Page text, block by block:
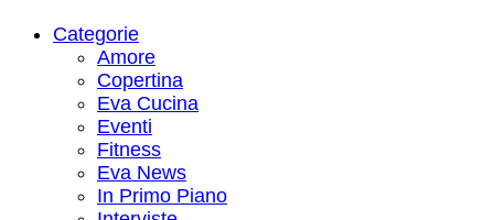
Categorie
Amore
Copertina
Eva Cucina
Eventi
Fitness
Eva News
In Primo Piano